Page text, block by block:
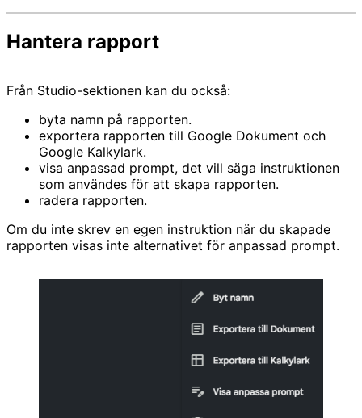
Hantera rapport
Från Studio-sektionen kan du också:
byta namn på rapporten.
exportera rapporten till Google Dokument och
Google Kalkylark.
visa anpassad prompt, det vill säga instruktionen
som användes för att skapa rapporten.
radera rapporten.
Om du inte skrev en egen instruktion när du skapade
rapporten visas inte alternativet för anpassad prompt.